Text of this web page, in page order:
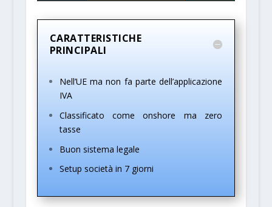
CARATTERISTICHE
PRINCIPALI
Nell’UE ma non fa parte dell’applicazione
IVA
Classificato come onshore ma zero
tasse
Buon sistema legale
Setup società in 7 giorni